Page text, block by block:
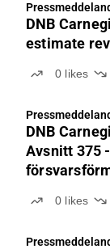
DNB
estimate
0 likes
DNB
Avsnitt 375
0 likes